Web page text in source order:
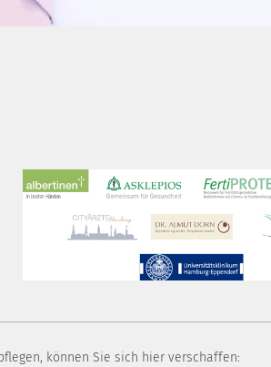
können Sie sich hier verschaffen: